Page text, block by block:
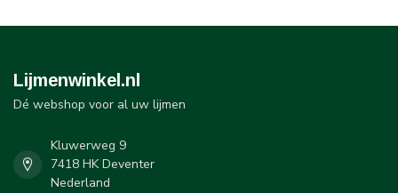
Lijmenwinkel.nl
Dé webshop voor al uw lijmen
Kluwerweg 9
7418 HK Deventer
Nederland